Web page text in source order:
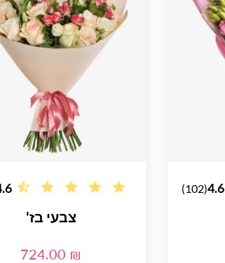
4.6
(102)
צבעי בז'
724.00 ₪